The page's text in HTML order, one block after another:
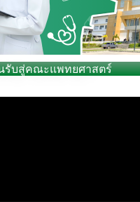
รับสู่คณะแพทยศาสตร์